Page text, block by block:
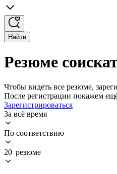
Найти
Резюме
Чтобы видеть все резюме,
После регистрации покажем
Зарегистрироваться
За всё время
По соответствию
20 резюме